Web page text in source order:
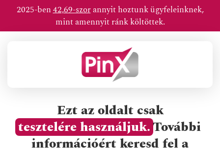
Skip
content
2025-ben42,69-szorannyit hoztunk ügyfeleinknek,
mint amennyit ránk költöttek.
Ezt az oldalt csak
tesztelére használjuk.További
információért keresd fel a